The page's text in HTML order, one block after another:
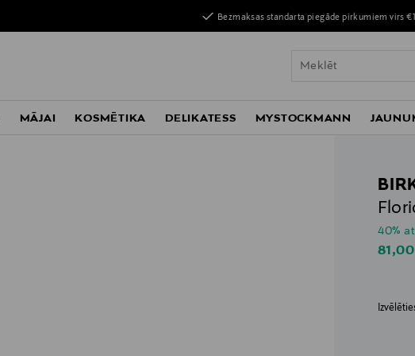
Bezmaksas standarta piegāde pirkumiem virs
MĀJAI KOSMĒTIKA DELIKATESS MYSTOCKMANN
40%